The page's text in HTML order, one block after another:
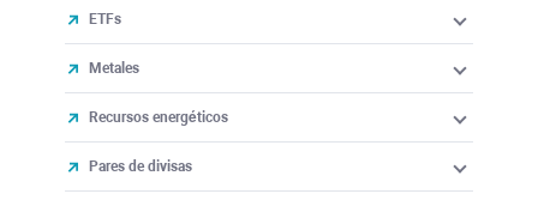
ETFs
Metales
Recursos energéticos
Pares de divisas